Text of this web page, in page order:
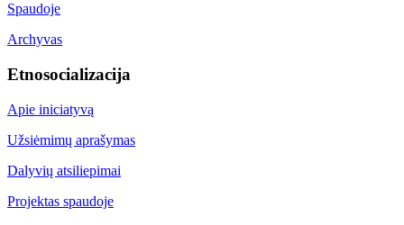
Spaudoje
Archyvas
Etnosocializacija
Apie iniciatyvą
Užsiėmimų aprašymas
Dalyvių atsiliepimai
Projektas spaudoje